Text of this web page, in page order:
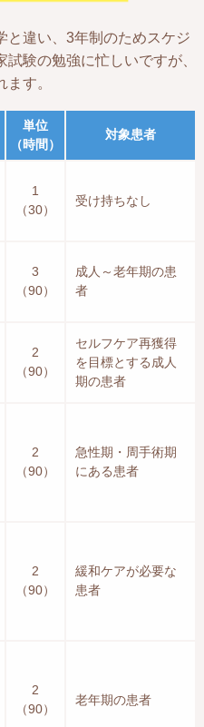
と違い、3年制のためスケジ
験の勉強に忙しいですが、
す。
単位
（時間）
対象患者
1
（30）
受け持ちなし
3
（90）
成人～老年期の患
者
2
（90）
セルフケア再獲得
を目標とする成人
期の患者
2
（90）
急性期・周手術期
にある患者
2
（90）
緩和ケアが必要な
患者
2
（90）
老年期の患者